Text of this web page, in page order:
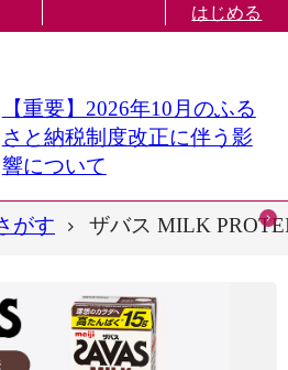
はじめる
【重要】2026年10月のふる
さと納税制度改正に伴う影
響について
がす ザバス MILK